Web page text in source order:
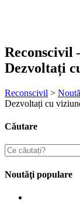
Reconscivil
Dezvoltați
Reconscivil >
Dezvoltați cu
Căutare
Noutăţi populare